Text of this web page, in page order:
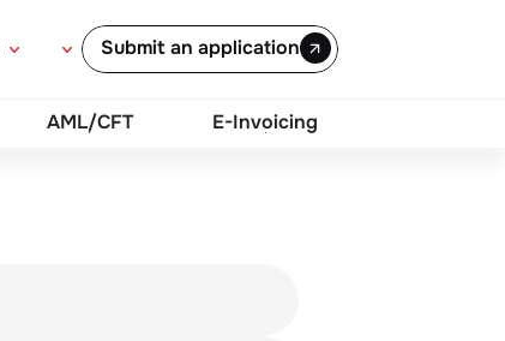
Submit an application
AML/CFT E-Invoicing